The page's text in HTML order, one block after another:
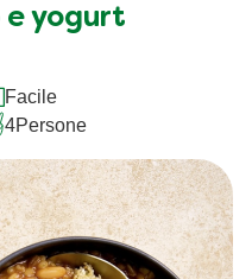
e yogurt
Facile
4Persone